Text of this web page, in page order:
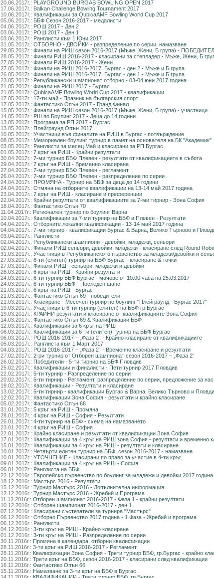
20.06.2017г.: PLAYGROUND BURGAS BOWLING OPEN 2017
17.06.2017г.: Balkan Challenge Bowling Tournament 2017
10.06.2017г.: Квалификации за QubicaAMF Bowling World Cup 2017
05.06.2017г.: ББФ Сезон 2016-2017 - медалисти
04.06.2017г.: РОШ 2017 - Ден 2
03.06.2017г.: РОШ 2017 - Ден 1
03.06.2017г.: Ранглисти към 1 Юни 2017
31.05.2017г.: ОТБОРНО - ДВОЙКИ - разпределение по серии, намазване
29.05.2017г.: Финали на РИШ сезон 2016-2017 (Мъже, Жени, Б група) -
28.05.2017г.: Финали РИШ 2016-2017 - класирани за степладер - Мъже, Жени, Б
27.05.2017г.: Финали РИШ 2016-2017 - Жени
27.05.2017г.: Финали на РИШ 2016-2017, Бургас - ден 2 - Мъже и Б група
26.05.2017г.: Финали на РИШ 2016-2017, Бургас - ден 1 - Мъже и Б група
23.05.2017г.: Републикански шампионат отборно - 03-04 юни 2017 година
21.05.2017г.: Финали на РИШ 2017 - Бургас
21.05.2017г.: QubicaAMF Bowling World Cup 2017 - квалификации
17.05.2017г.: 17-ти май - Празник на българския спорт
17.05.2017г.: Фантастико Опън 2017 - Гранд Финал
15.05.2017г.: Финали на РИШ сезон 2016-2017 (Мъже, Жени, Б група) - участници
14.05.2017г.: РШ по Боулинг 2017 - Деца до 14 години
13.05.2017г.: Програма за РП 2017 - Бургас
13.05.2017г.: Плейграунд Опън 2017
10.05.2017г.: Участници във финалите на РИШ в Бургас - потвърждение
08.05.2017г.: Мемориален боулинг турнир в памет на основателя на БК "Академик"
03.05.2017г.: Ранглисти за месец Май и класирани за РП Бургас
01.05.2017г.: 7 кръг на РИШ - Крайни резултати
30.04.2017г.: 7-ми турнир ББФ Плевен - резултати от квалификациите в събота
29.04.2017г.: 7 кръг на РИШ - Временно класиране
27.04.2017г.: 7-ми турнир ББФ Плевен - регламент
26.04.2017г.: 7-ми турнир ББФ Плевен - разпределение по серии
24.04.2017г.: ПРОМЯНА - Турнир на ББФ за деца до 14 години
24.04.2017г.: Отмяна на отборните квалификации на 13-14 май 2017 година
23.04.2017г.: 7 кръг на РИШ - класиране и преференции
22.04.2017г.: Крайни резултати от квалификациите за 7-ми тирнир - Зона София
18.04.2017г.: Фантастико Опън 70
11.04.2017г.: Регионален турнир по боулинг Варна
10.04.2017г.: Квалификации за 7-ми турнир на ББФ в Плевен - Резултати
04.04.2017г.: Отборните локални квалификации - 13-14 май 2017 година
04.04.2017г.: 7-ми тирнир - квалификации Бургас & Варна, Велико Търново и
03.04.2017г.: Ранглисти
02.04.2017г.: Републикански шампиони - девойки, младежи, сеньори
02.04.2017г.: Финали РИШ сеньори, девойки, младежи - класиране след Round
31.03.2017г.: Участници в Републиканското първенство за младежи/девойки и
27.03.2017г.: 6-ти (елитен) турнир на ББФ Бургас - класиране & точки
27.03.2017г.: Финали РИШ - сеньори, младежи и девойки
26.03.2017г.: 6 кръг на РИШ - Крайни резултати
24.03.2017г.: 6-ти турнир ББФ Бургас - мачове от 10:00 часа на 25.03.2017
24.03.2017г.: 6-ти турнир ББФ - Последен шанс
21.03.2017г.: 6 кръг на РИШ - Бургас
21.03.2017г.: Фантастико Опън 69 - победители
21.03.2017г.: Класиране - Месечен турнир по боулинг "Плейграунд - Бургас 2017"
19.03.2017г.: Участници в 6-ти турнир (елитен) на ББФ гр.Бургас
19.03.2017г.: КРАЙНИ резултати и класиране от квалификациите Зона София
14.03.2017г.: Фантастико Опън 69 & Квалификации ББФ
12.03.2017г.: Квалификации за 6 кръг на РИШ
06.03.2017г.: Квалификации за 6-ти (елитен) турнир на ББФ Бургас
06.03.2017г.: РОШ 2016-2017 – „Фаза 2“ - Крайно класиране от квалификациите
05.03.2017г.: Ранглиста към 1 Март 2017
04.03.2017г.: РОШ 2016-2017 – „Фаза 2“ - Временно класиране и резултати
27.02.2017г.: 2-ри турнир от Отборен шампионат сезон 2016-2017 – „Фаза 2“
26.02.2017г.: Победители - 5-ти тирнир на ББФ Пловдив
25.02.2017г.: Квалификации и финалисти - Пети турнир 2017 Пловдив
22.02.2017г.: 5-ти турнир - Разпределение по серии
20.02.2017г.: 5-ти тирнир - Регламент, разпределение по серии, предложение за
19.02.2017г.: Квалификации - Резултати и класиране
13.02.2017г.: 5-ти тирнир - квалификации Бургас & Варна, Велико Търново и
12.02.2017г.: Квалификации Зона София - резултати и крайно класиране
05.02.2017г.: Фантастико Опън 68
31.01.2017г.: 5 кръг на РИШ - Промяна
28.01.2017г.: 4 кръг на РИШ - София - Резултати
26.01.2017г.: 4-ти турнир на ББФ - схема на намазването
23.01.2017г.: 4 кръг на РИШ - София
22.01.2017г.: Крайно класиране и резултати от квалификации Зона София
17.01.2017г.: Квалификации за 4 кръг на РИШ зона София - резултати и временно
15.01.2017г.: Квалификации за 4 кръг на РИШ - резултати и класиране
10.01.2017г.: Четвърти елитен турнир на ББФ, сезон 2016-2017 - намазване
10.01.2017г.: УТОЧНЕНИЕ - Класирани по право за участие в 4-ти кръг
09.01.2017г.: Квалификации за 4 кръг на РИШ - София
06.01.2017г.: Ранглиста на ББФ
22.12.2016г.: Европейско първенство по боулинг за младежи и девойки 2017 година
18.12.2016г.: Мастърс 2016 - Резултати
15.12.2016г.: Турнир Мастърс 2016 - Допълнителна информация
12.12.2016г.: Турнир Мастърс 2016 - Жребий и Програма
11.12.2016г.: Отборен шампионат 2016-2017 - Фаза 1 - крайни резултати
10.12.2016г.: Отборен шампионат 2016-2017 - ден 1
07.12.2016г.: Класирани състезатели за турнира "Мастърс"
06.12.2016г.: Отборно Първенство 2017 година - 1 Фаза - Жребий и програма
06.12.2016г.: Ранглисти
04.12.2016г.: 3-ти кръг на РИШ - Крайно класиране
01.12.2016г.: 3-ти кръг на РИШ - Разпределение по серии
30.11.2016г.: Промяна в календара, отборни квалификации
28.11.2016г.: 3-ти кръг на РИШ 2016-2017 - Регламент
28.11.2016г.: Квалификации Зона София - Трети турнир ББФ, гр.Бургас - крайно
20.11.2016г.: Трети кръг на ББФ, сезон 2016-2017 - класирани след квалификации
16.11.2016г.: Фантастико Опън 66
15.11.2016г.: Намазване за 3-ти кръг на ББФ в Бургас